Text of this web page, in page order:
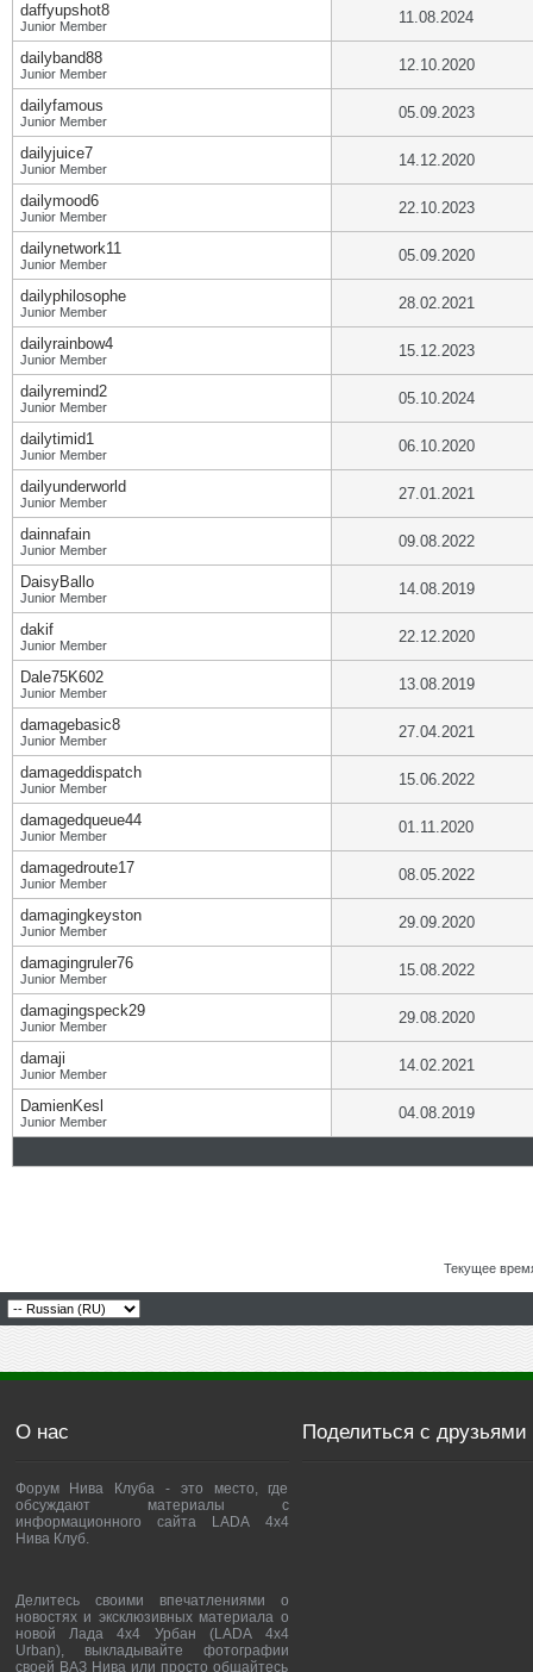
daffyupshot8
Junior Member 11.08.2024
dailyband88
Junior Member 12.10.2020
dailyfamous
Junior Member 05.09.2023
dailyjuice7
Junior Member 14.12.2020
dailymood6
Junior Member 22.10.2023
dailynetwork11
Junior Member 05.09.2020
dailyphilosophe
Junior Member 28.02.2021
dailyrainbow4
Junior Member 15.12.2023
dailyremind2
Junior Member 05.10.2024
dailytimid1
Junior Member 06.10.2020
dailyunderworld
Junior Member 27.01.2021
dainnafain
Junior Member 09.08.2022
DaisyBallo
Junior Member 14.08.2019
dakif
Junior Member 22.12.2020
Dale75K602
Junior Member 13.08.2019
damagebasic8
Junior Member 27.04.2021
damageddispatch
Junior Member 15.06.2022
damagedqueue44
Junior Member 01.11.2020
damagedroute17
Junior Member 08.05.2022
damagingkeyston
Junior Member 29.09.2020
damagingruler76
Junior Member 15.08.2022
damagingspeck29
Junior Member 29.08.2020
damaji
Junior Member 14.02.2021
DamienKesl
Junior Member 04.08.2019
Текущее
О нас
Форум Нива Клуба - это место, где
обсуждают материалы с
информационного сайта LADA 4x4
Нива Клуб.
Делитесь своими впечатлениями о
новостях и эксклюзивных материала о
новой Лада 4х4 Урбан (LADA 4x4
Urban), выкладывайте фотографии
своей ВАЗ Нива или просто общайтесь
Поделиться с друзьями